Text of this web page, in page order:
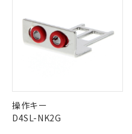
操作キー
D4SL-NK2G
(税抜)を提供
す。
当社制御機器
本サービスの
タに基づき作
覧された時点
非該当品：ライセン
害物質有無と関係の
仕入先様の事情によ
鉛(Pb) 1000ppm以下、
ミウム(Cd) 100ppm以下、
「○」：最大均質材
基準値以下であるこ
「×」：最大均質材
い合わせください。
*中国RoHS10物質の基準
Pb(鉛) :1000ppm、 Hg(水
（以下｢規制貨
または国外へ
国政府の輸出
号